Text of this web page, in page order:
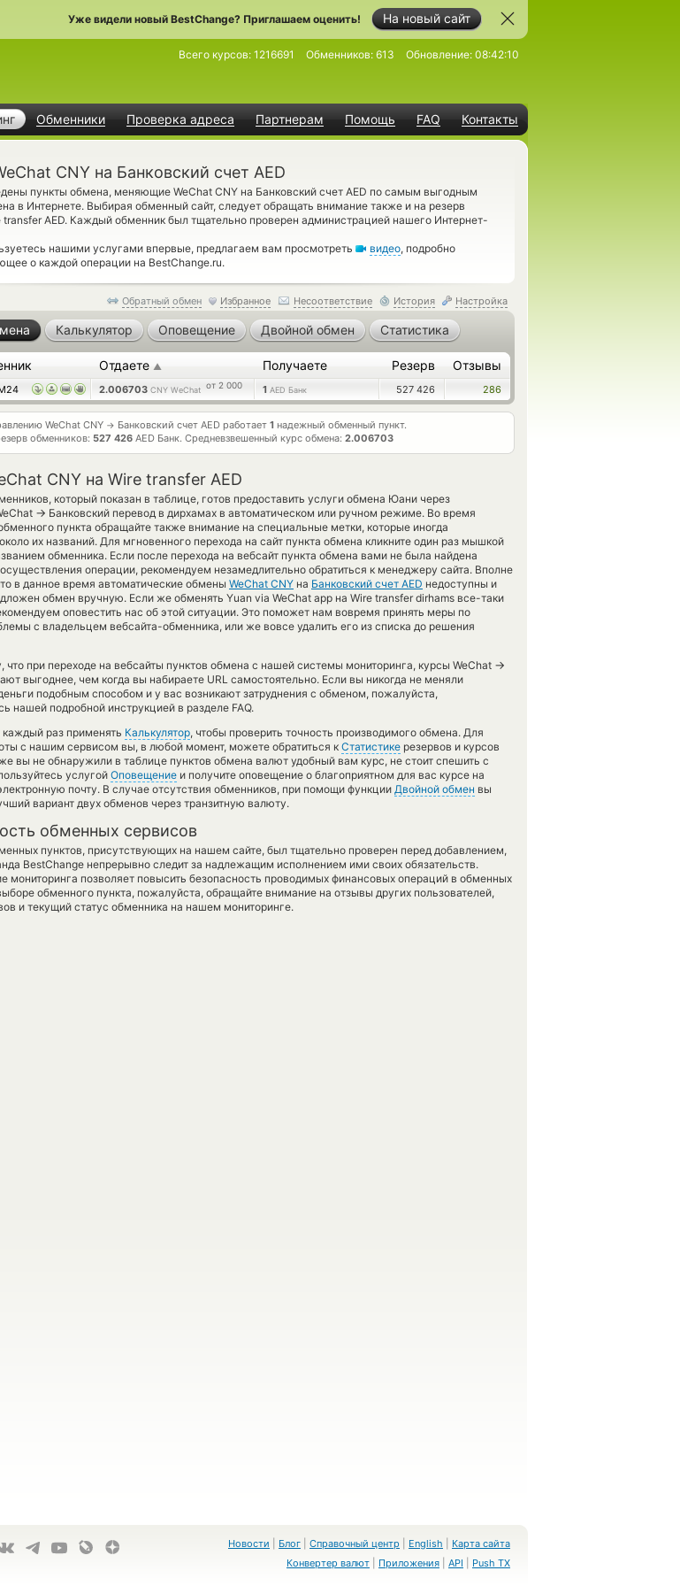
На новый сайт
Уже видели новый BestChange? Приглашаем оценить!
Обменники Проверка адреса Партнерам Помощь FAQ Контакты
Всего курсов: 1216691 Обменников: 613 Обновление: 08:42:10
CNY на Банковский счет AED
пункты обмена, меняющие WeChat CNY на Банковский счет AED по самым выгодным
в Интернете. Выбирая обменный сайт, следует обращать внимание также и на резерв
AED. Каждый обменник был тщательно проверен администрацией нашего Интернет-
нашими услугами впервые, предлагаем вам просмотреть
видео, подробно
о каждой операции на BestChange.ru.
Обратный обмен Избранное Несоответствие История Настройка
Калькулятор Оповещение Двойной обмен Статистика
Отдаете ▲ Получаете Резерв Отзывы
2.006703 CNY WeChat от 2 000 1 AED Банк 527 426 286
WeChat CNY → Банковский счет AED работает 1 надежный обменный пункт.
обменников: 527 426 AED Банк. Средневзвешенный курс обмена: 2.006703
CNY на Wire transfer AED
который показан в таблице, готов предоставить услуги обмена Юани через
→ Банковский перевод в дирхамах в автоматическом или ручном режиме. Во время
пункта обращайте также внимание на специальные метки, которые иногда
их названий. Для мгновенного перехода на сайт пункта обмена кликните один раз мышкой
обменника. Если после перехода на вебсайт пункта обмена вами не была найдена
операции, рекомендуем незамедлительно обратиться к менеджеру сайта. Вполне
в данное время автоматические обмены WeChat CNY на Банковский счет AED недоступны и
обмен вручную. Если же обменять Yuan via WeChat app на Wire transfer dirhams все-таки
оповестить нас об этой ситуации. Это поможет нам вовремя принять меры по
с владельцем вебсайта-обменника, или же вовсе удалить его из списка до решения
что при переходе на вебсайты пунктов обмена с нашей системы мониторинга, курсы WeChat →
выгоднее, чем когда вы набираете URL самостоятельно. Если вы никогда не меняли
подобным способом и у вас возникают затруднения с обменом, пожалуйста,
нашей подробной инструкцией в разделе FAQ.
каждый раз применять Калькулятор, чтобы проверить точность производимого обмена. Для
с нашим сервисом вы, в любой момент, можете обратиться к Статистике резервов и курсов
вы не обнаружили в таблице пунктов обмена валют удобный вам курс, не стоит спешить с
услугой Оповещение и получите оповещение о благоприятном для вас курсе на
почту. В случае отсутствия обменников, при помощи функцииДвойной обмен вы
вариант двух обменов через транзитную валюту.
обменных сервисов
пунктов, присутствующих на нашем сайте, был тщательно проверен перед добавлением,
BestChange непрерывно следит за надлежащим исполнением ими своих обязательств.
мониторинга позволяет повысить безопасность проводимых финансовых операций в обменных
обменного пункта, пожалуйста, обращайте внимание на отзывы других пользователей,
и текущий статус обменника на нашем мониторинге.
Новости Блог Справочный центр English
Карта сайта
Конвертер валют
Приложения API Push TX